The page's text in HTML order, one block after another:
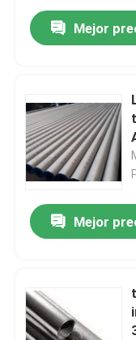
Sobre nosotros
Contactos
Productos
Tubo soldado
Mejor
Mejor